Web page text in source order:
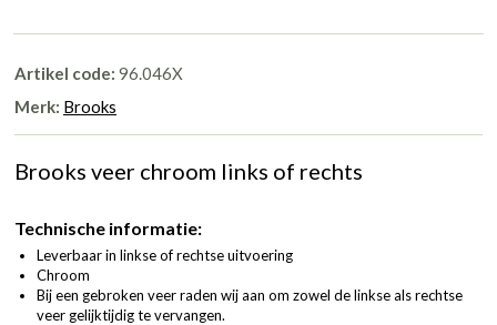
Artikel code: 96.046X
Merk: Brooks
Brooks veer chroom links of rechts
Technische informatie:
Leverbaar in linkse of rechtse uitvoering
Chroom
Bij een gebroken veer raden wij aan om zowel de linkse als rechtse
veer gelijktijdig te vervangen.